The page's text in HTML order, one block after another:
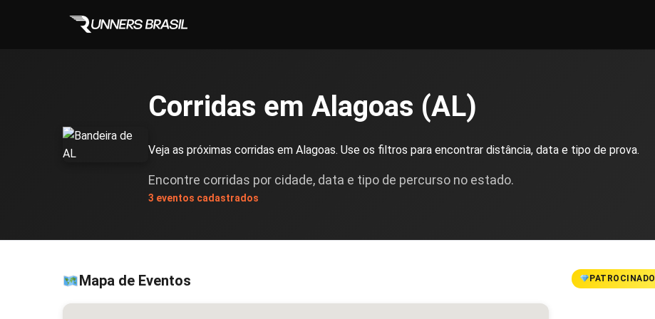
Corridas em Alagoas (AL)
Veja as próximas corridas em Alagoas. Use os filtros para encontrar distância, data e tipo de prova.
Encontre corridas por cidade, data e tipo de percurso no estado.
3 eventos cadastrados
Mapa de Eventos PATROCINADO